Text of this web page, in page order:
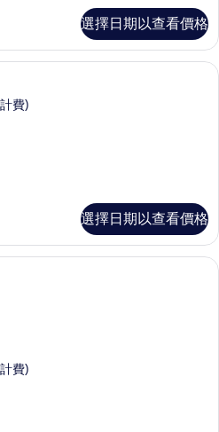
選擇日期以查看價格
書桌、筆電工作空間、免費無線上網、
費)
選擇日期以查看價格
家庭四人房 | 書桌、筆電工作空間、
費)